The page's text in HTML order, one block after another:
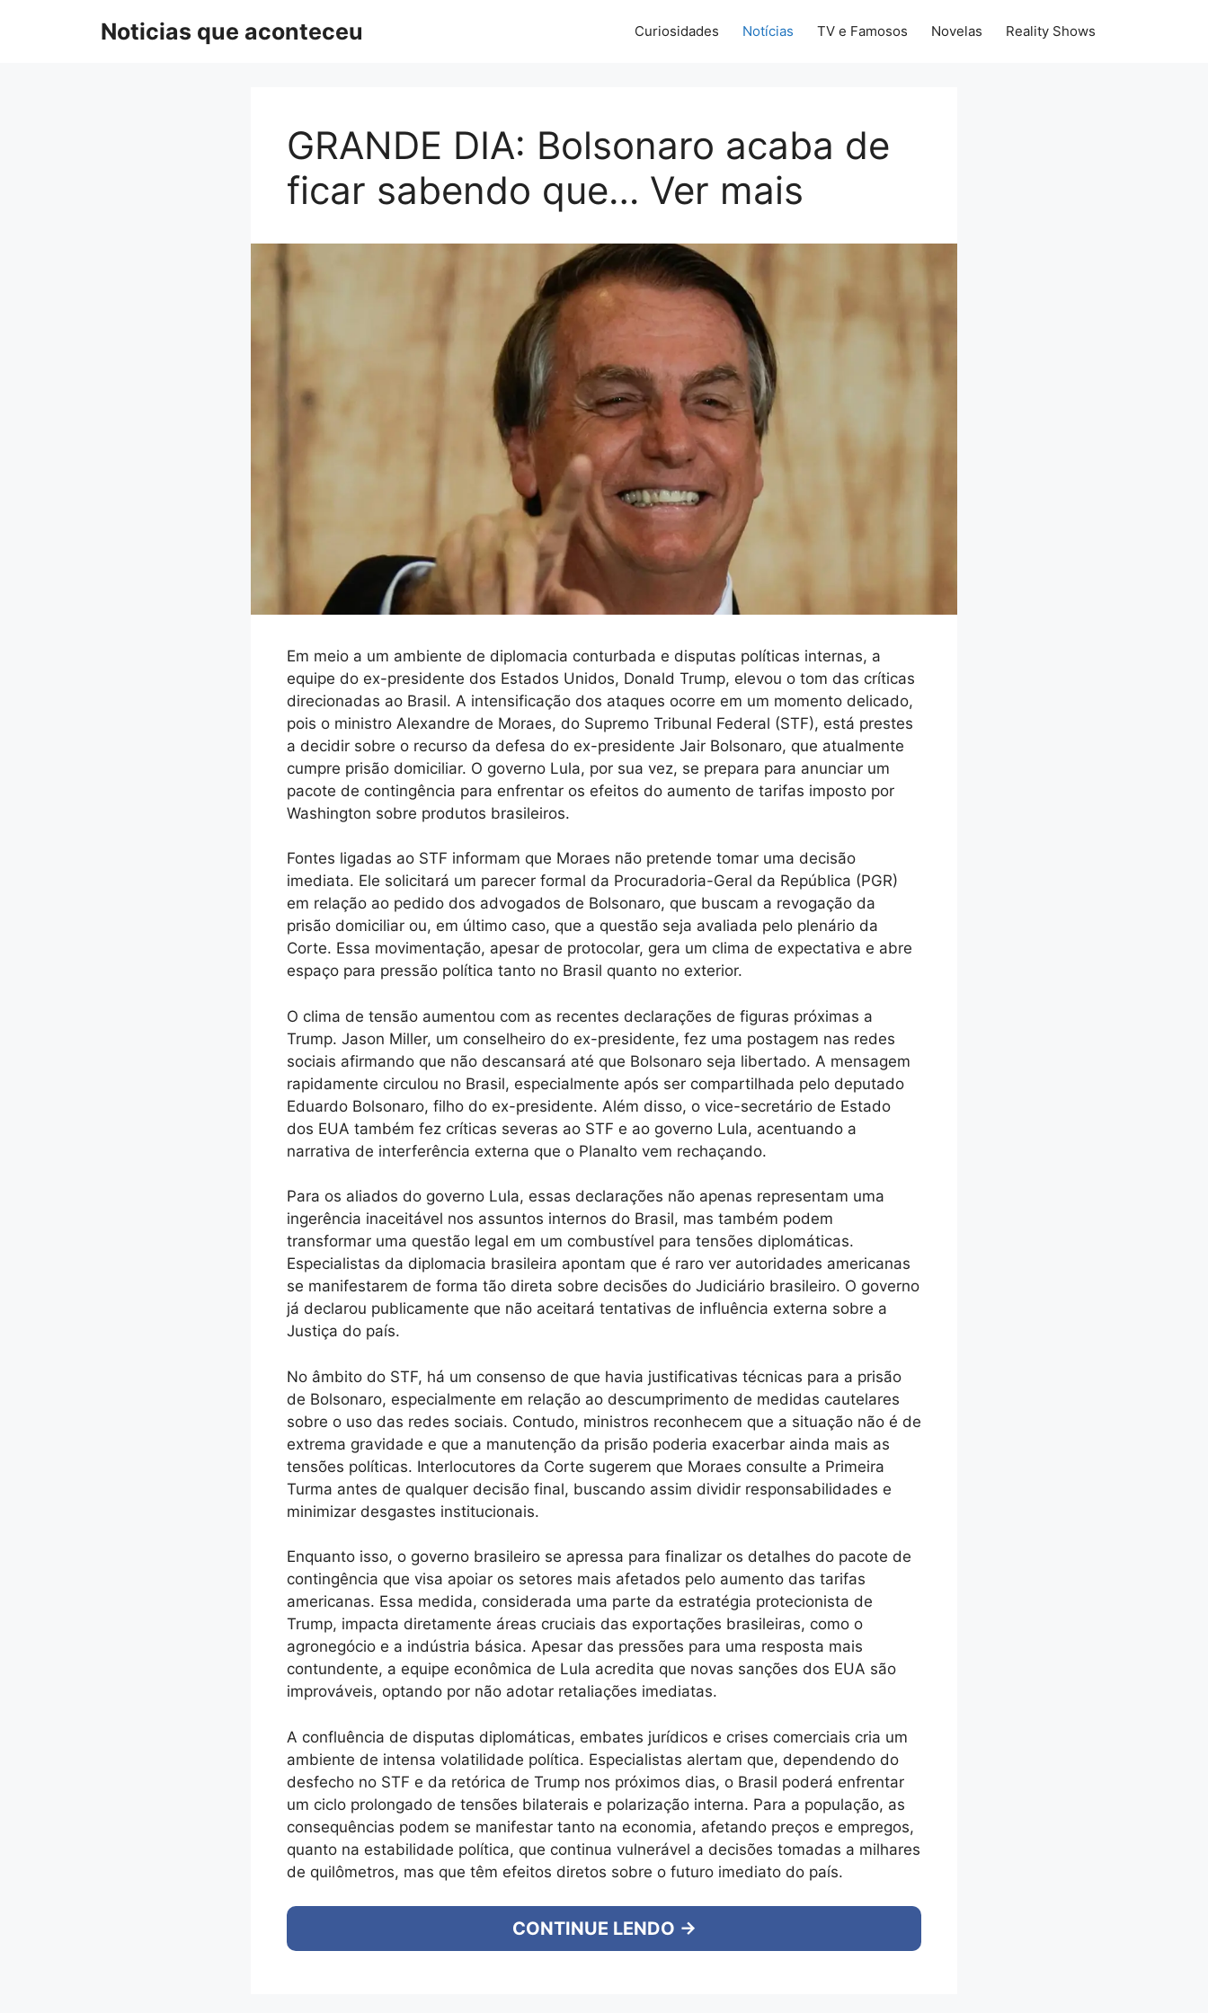
Noticias que aconteceu Curiosidades Notícias TV e Famosos Novelas Reality Shows
GRANDE DIA: Bolsonaro acaba de
ficar sabendo que… Ver mais
Em meio a um ambiente de diplomacia conturbada e disputas políticas internas, a
equipe do ex-presidente dos Estados Unidos, Donald Trump, elevou o tom das críticas
direcionadas ao Brasil. A intensificação dos ataques ocorre em um momento delicado,
pois o ministro Alexandre de Moraes, do Supremo Tribunal Federal (STF), está prestes
a decidir sobre o recurso da defesa do ex-presidente Jair Bolsonaro, que atualmente
cumpre prisão domiciliar. O governo Lula, por sua vez, se prepara para anunciar um
pacote de contingência para enfrentar os efeitos do aumento de tarifas imposto por
Washington sobre produtos brasileiros.
Fontes ligadas ao STF informam que Moraes não pretende tomar uma decisão
imediata. Ele solicitará um parecer formal da Procuradoria-Geral da República (PGR)
em relação ao pedido dos advogados de Bolsonaro, que buscam a revogação da
prisão domiciliar ou, em último caso, que a questão seja avaliada pelo plenário da
Corte. Essa movimentação, apesar de protocolar, gera um clima de expectativa e abre
espaço para pressão política tanto no Brasil quanto no exterior.
O clima de tensão aumentou com as recentes declarações de figuras próximas a
Trump. Jason Miller, um conselheiro do ex-presidente, fez uma postagem nas redes
sociais afirmando que não descansará até que Bolsonaro seja libertado. A mensagem
rapidamente circulou no Brasil, especialmente após ser compartilhada pelo deputado
Eduardo Bolsonaro, filho do ex-presidente. Além disso, o vice-secretário de Estado
dos EUA também fez críticas severas ao STF e ao governo Lula, acentuando a
narrativa de interferência externa que o Planalto vem rechaçando.
Para os aliados do governo Lula, essas declarações não apenas representam uma
ingerência inaceitável nos assuntos internos do Brasil, mas também podem
transformar uma questão legal em um combustível para tensões diplomáticas.
Especialistas da diplomacia brasileira apontam que é raro ver autoridades americanas
se manifestarem de forma tão direta sobre decisões do Judiciário brasileiro. O governo
já declarou publicamente que não aceitará tentativas de influência externa sobre a
Justiça do país.
No âmbito do STF, há um consenso de que havia justificativas técnicas para a prisão
de Bolsonaro, especialmente em relação ao descumprimento de medidas cautelares
sobre o uso das redes sociais. Contudo, ministros reconhecem que a situação não é de
extrema gravidade e que a manutenção da prisão poderia exacerbar ainda mais as
tensões políticas. Interlocutores da Corte sugerem que Moraes consulte a Primeira
Turma antes de qualquer decisão final, buscando assim dividir responsabilidades e
minimizar desgastes institucionais.
Enquanto isso, o governo brasileiro se apressa para finalizar os detalhes do pacote de
contingência que visa apoiar os setores mais afetados pelo aumento das tarifas
americanas. Essa medida, considerada uma parte da estratégia protecionista de
Trump, impacta diretamente áreas cruciais das exportações brasileiras, como o
agronegócio e a indústria básica. Apesar das pressões para uma resposta mais
contundente, a equipe econômica de Lula acredita que novas sanções dos EUA são
improváveis, optando por não adotar retaliações imediatas.
A confluência de disputas diplomáticas, embates jurídicos e crises comerciais cria um
ambiente de intensa volatilidade política. Especialistas alertam que, dependendo do
desfecho no STF e da retórica de Trump nos próximos dias, o Brasil poderá enfrentar
um ciclo prolongado de tensões bilaterais e polarização interna. Para a população, as
consequências podem se manifestar tanto na economia, afetando preços e empregos,
quanto na estabilidade política, que continua vulnerável a decisões tomadas a milhares
de quilômetros, mas que têm efeitos diretos sobre o futuro imediato do país.
CONTINUE LENDO →